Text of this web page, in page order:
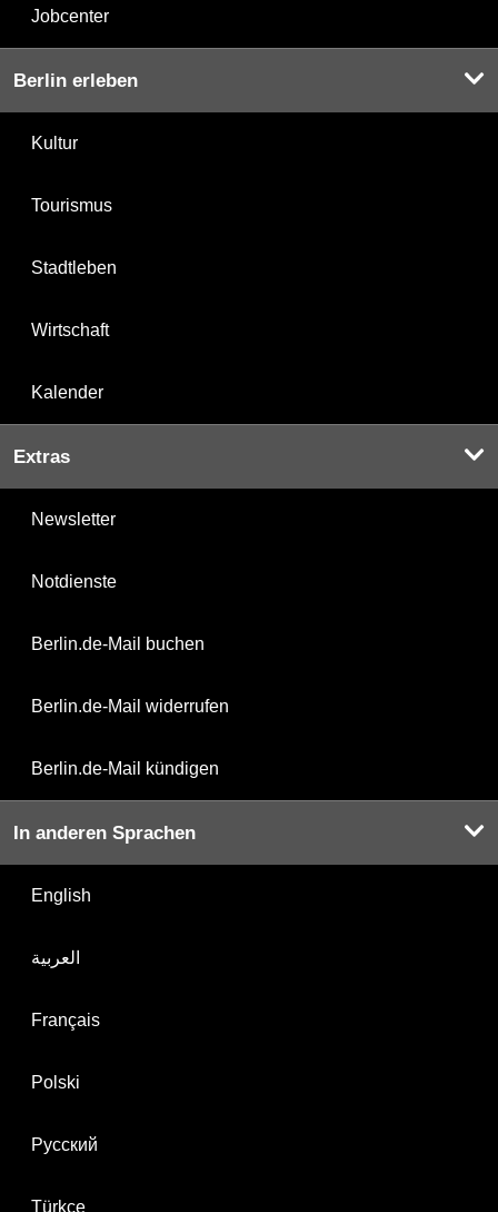
Jobcenter
Berlin erleben
Kultur
Tourismus
Stadtleben
Wirtschaft
Kalender
Extras
Newsletter
Notdienste
Berlin.de-Mail buchen
Berlin.de-Mail widerrufen
Berlin.de-Mail kündigen
In anderen Sprachen
English
العربية
Français
Polski
Русский
Türkçe